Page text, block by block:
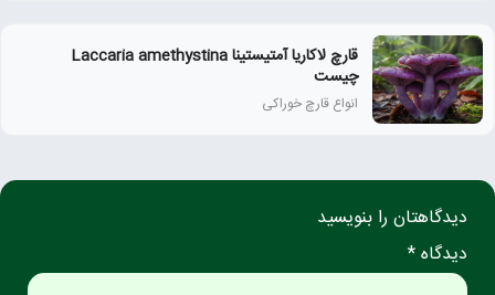
قارچ لاکاریا آمتیستینا Laccaria amethystina
چیست
انواع قارچ خوراکی
دیدگاهتان را بنویسید
دیدگاه *